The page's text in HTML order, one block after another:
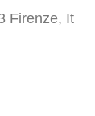
Firenze, It